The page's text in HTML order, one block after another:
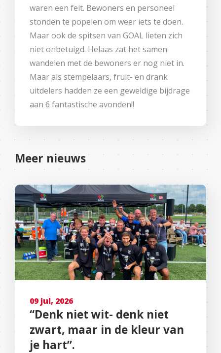
waren een feit. Bewoners en personeel
stonden te popelen om weer iets te doen.
Maar ook de spitsen van GOAL lieten zich
niet onbetuigd. Helaas zat het samen
wandelen met de bewoners er nog niet in.
Maar als stempelaars, fruit- en drank
uitdelers hadden ze een geweldige bijdrage
aan 6 fantastische avonden!!
Meer nieuws
09 jul, 2026
“Denk niet wit- denk niet
zwart, maar in de kleur van
je hart”.